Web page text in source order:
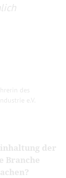
des
e.V.
der
Branche